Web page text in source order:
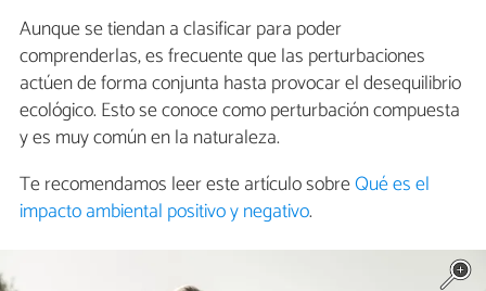
Aunque se tiendan a clasificar para poder
comprenderlas, es frecuente que las perturbaciones
actúen de forma conjunta hasta provocar el desequilibrio
ecológico. Esto se conoce como perturbación compuesta
y es muy común en la naturaleza.
Te recomendamos leer este artículo sobreQué es el
impacto ambiental positivo y negativo.